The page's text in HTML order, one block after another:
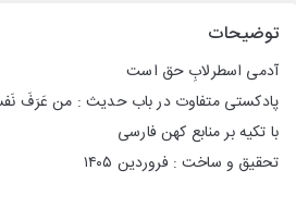
توضیحات
آدمی اسطرلابِ حق است
پادکستی متفاوت در باب حدیث : من عَرَفَ
با تکیه بر منابع کهن فارسی
تحقیق و ساخت : فروردین ۱۴۰۵